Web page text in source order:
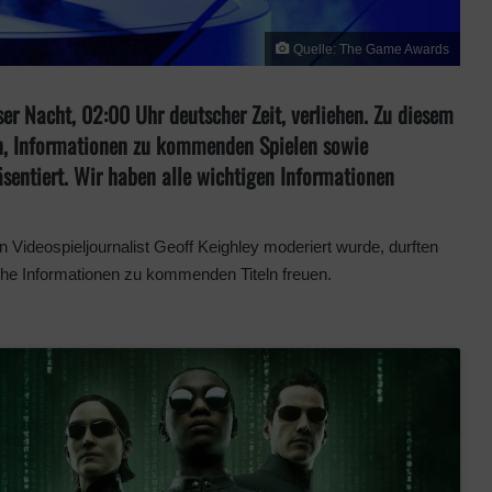
Quelle: The Game Awards
Nacht, 02:00 Uhr deutscher Zeit, verliehen. Zu diesem
Informationen zu kommenden Spielen sowie
Wir haben alle wichtigen Informationen
Geoff Keighley moderiert wurde, durften
Informationen zu kommenden Titeln freuen.